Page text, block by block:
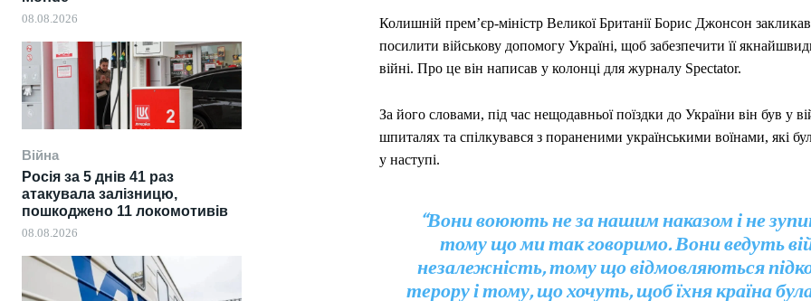
08.08.2026
Війна
Росія за 5 днів 41 раз
атакувала залізницю,
пошкоджено 11 локомотивів
08.08.2026
Колишній прем’єр-міністр Великої Британії Борис Джонсон
посилити військову допомогу Україні, щоб забезпечити її
війні. Про це він написав у колонці для журналу Spectator.
За його словами, під час нещодавньої поїздки до України він був у
шпиталях та спілкувався з пораненими українськими воїнами, які
у наступі.
“Вони воюють не за нашим наказом і не
тому що ми так говоримо. Вони ведуть
незалежність, тому що відмовляються
терору і тому, що хочуть, щоб їхня країна